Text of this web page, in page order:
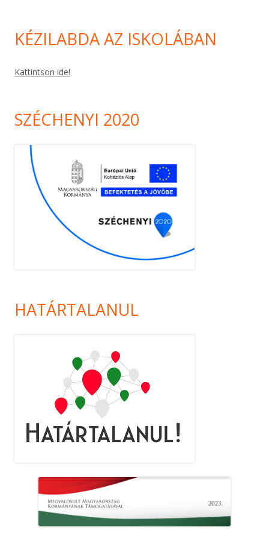
KÉZILABDA AZ ISKOLÁBAN
Kattintson ide!
SZÉCHENYI 2020
HATÁRTALANUL